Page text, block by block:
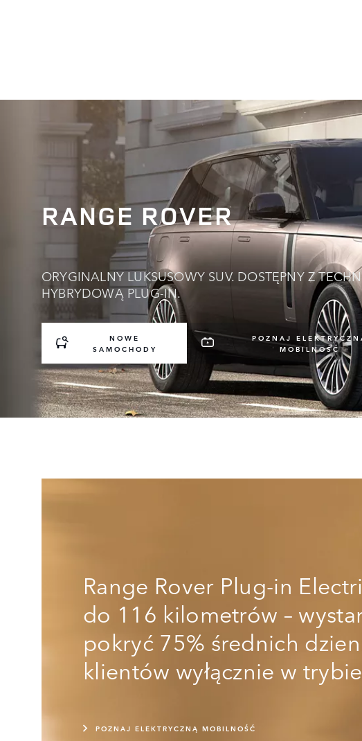
RANGE ROVER
ORYGINALNY LUKSUSOWY SUV. DOSTĘPNY Z
HYBRYDOWĄ PLUG‑IN.
NOWE
SAMOCHODY
POZNAJ
MOBILNOŚĆ
Range Rover Plug‑in
do 116 kilometrów –
pokryć 75% średnich
klientów wyłącznie w
POZNAJ ELEKTRYCZNĄ MOBILNOŚĆ